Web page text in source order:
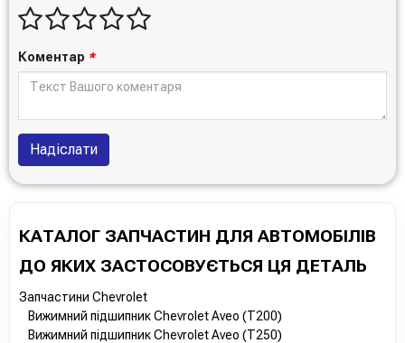
Коментар *
Надіслати
КАТАЛОГ ЗАПЧАСТИН ДЛЯ АВТОМОБІЛІВ
ДО ЯКИХ ЗАСТОСОВУЄТЬСЯ ЦЯ ДЕТАЛЬ
Запчастини Chevrolet
Вижимний підшипник Chevrolet Aveo (T200)
Вижимний підшипник Chevrolet Aveo (T250)